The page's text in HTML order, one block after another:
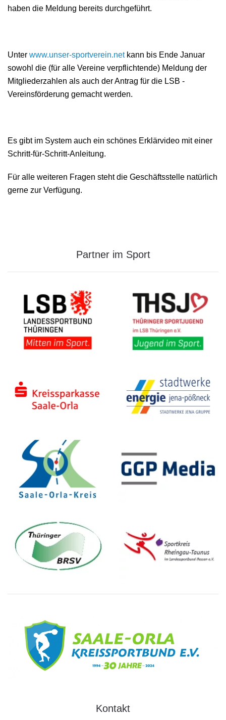
haben die Meldung bereits durchgeführt.
Unter www.unser-sportverein.netkann bis Ende Januar
sowohl die (für alle Vereine verpflichtende) Meldung der
Mitgliederzahlen als auch der Antrag für die LSB -
Vereinsförderung gemacht werden.
Es gibt im System auch ein schönes Erklärvideo mit einer
Schritt-für-Schritt-Anleitung.
Für alle weiteren Fragen steht die Geschäftsstelle natürlich
gerne zur Verfügung.
Partner im Sport
Kontakt